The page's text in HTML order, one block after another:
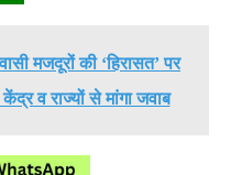
मजदूरों की ‘हिरासत’ पर
व राज्यों से मांगा जवाब